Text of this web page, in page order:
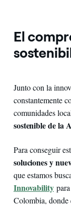
El
Junto con la
constantemente
comunidades
sostenible de la
Para conseguir
soluciones y
que estamos
Innovability
Colombia, donde